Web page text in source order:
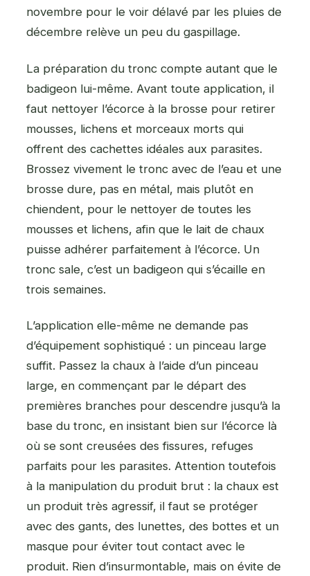
novembre pour le voir délavé par les pluies de
décembre relève un peu du gaspillage.
La préparation du tronc compte autant que le
badigeon lui-même. Avant toute application, il
faut nettoyer l’écorce à la brosse pour retirer
mousses, lichens et morceaux morts qui
offrent des cachettes idéales aux parasites.
Brossez vivement le tronc avec de l’eau et une
brosse dure, pas en métal, mais plutôt en
chiendent, pour le nettoyer de toutes les
mousses et lichens, afin que le lait de chaux
puisse adhérer parfaitement à l’écorce. Un
tronc sale, c’est un badigeon qui s’écaille en
trois semaines.
L’application elle-même ne demande pas
d’équipement sophistiqué : un pinceau large
suffit. Passez la chaux à l’aide d’un pinceau
large, en commençant par le départ des
premières branches pour descendre jusqu’à la
base du tronc, en insistant bien sur l’écorce là
où se sont creusées des fissures, refuges
parfaits pour les parasites. Attention toutefois
à la manipulation du produit brut : la chaux est
un produit très agressif, il faut se protéger
avec des gants, des lunettes, des bottes et un
masque pour éviter tout contact avec le
produit. Rien d’insurmontable, mais on évite de